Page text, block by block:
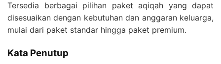
Tersedia berbagai pilihan paket aqiqah yang dapat
disesuaikan dengan kebutuhan dan anggaran keluarga,
mulai dari paket standar hingga paket premium.
Kata Penutup